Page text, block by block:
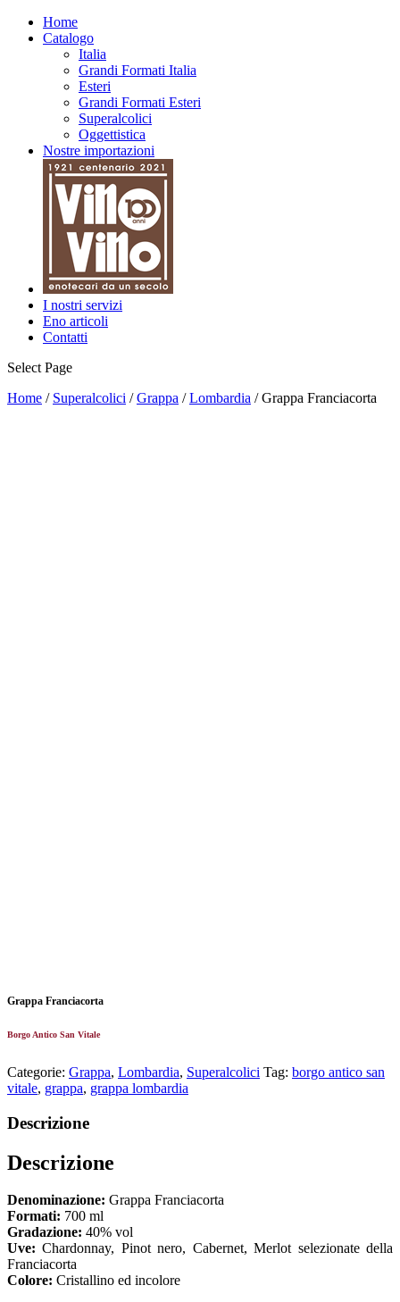
Home
Catalogo
Italia
Grandi Formati Italia
Esteri
Grandi Formati Esteri
Superalcolici
Oggettistica
Nostre importazioni
I nostri servizi
Eno articoli
Contatti
Select Page
Home / Superalcolici /Grappa /Lombardia / Grappa Franciacorta
Grappa Franciacorta
Borgo Antico San Vitale
Categorie: Grappa, Lombardia, Superalcolici Tag: borgo antico san
vitale, grappa, grappa lombardia
Descrizione
Descrizione
Denominazione: Grappa Franciacorta
Formati: 700 ml
Gradazione: 40% vol
Uve: Chardonnay, Pinot nero, Cabernet, Merlot selezionate della
Franciacorta
Colore: Cristallino ed incolore